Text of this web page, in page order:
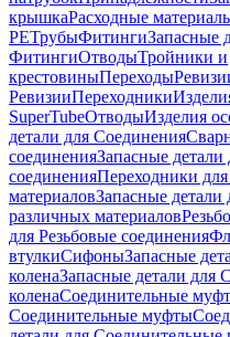
крышкаРасходные
PEТрубыФитингиЗапасные
ФитингиОтводыТройники и
крестовиныПереходы
РевизииПереходники
SuperTubeОтводыИзделия
детали для Соединения
соединенияЗапасные детали
соединенияПереходники
материаловЗапасные детали
различных материалов
для Резьбовые соединения
втулкиСифоныЗапасные
коленаЗапасные детали для
коленаСоединительные
Соединительные муфты